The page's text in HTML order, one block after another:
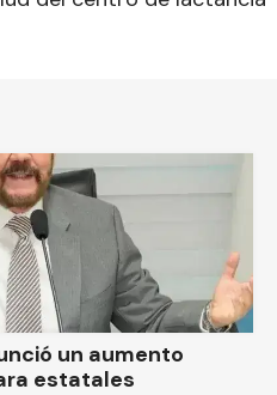
un aumento
estatales